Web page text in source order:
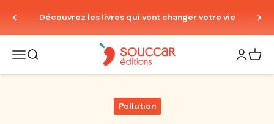
Découvrez les livres qui vont changer votre vie
Ouvrir la navigation
Ouvrir la rechercheThierry Souccar Editions Ouvrir
Voir
Pollution